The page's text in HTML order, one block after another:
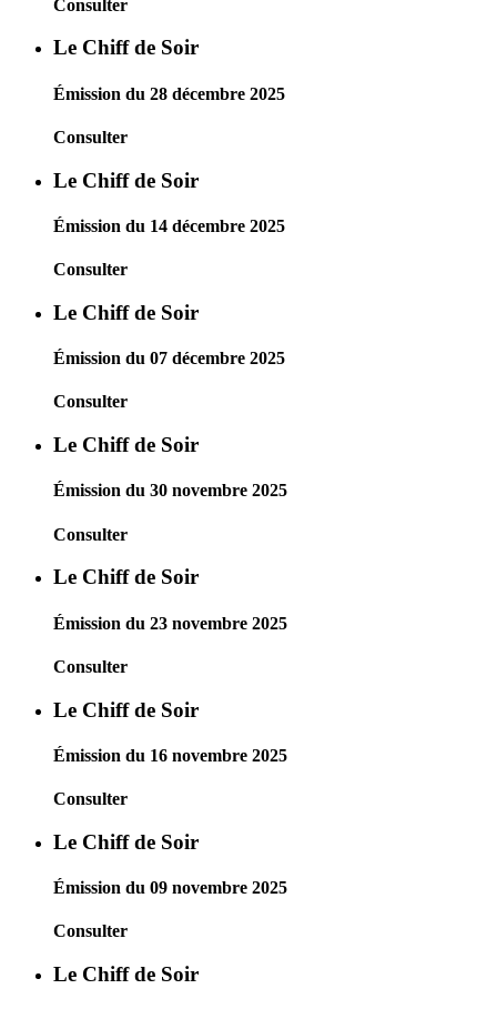
Consulter
Le Chiff de Soir
Émission du 28 décembre 2025
Consulter
Le Chiff de Soir
Émission du 14 décembre 2025
Consulter
Le Chiff de Soir
Émission du 07 décembre 2025
Consulter
Le Chiff de Soir
Émission du 30 novembre 2025
Consulter
Le Chiff de Soir
Émission du 23 novembre 2025
Consulter
Le Chiff de Soir
Émission du 16 novembre 2025
Consulter
Le Chiff de Soir
Émission du 09 novembre 2025
Consulter
Le Chiff de Soir